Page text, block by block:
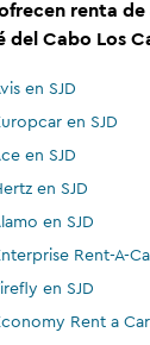
renta de
del Cabo Los
en SJD
en SJD
en SJD
en SJD
en SJD
Rent-A-
en SJD
Rent a Car